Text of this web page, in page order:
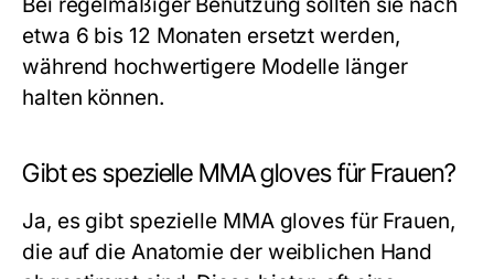
Bei regelmäßiger Benutzung sollten sie nach
etwa 6 bis 12 Monaten ersetzt werden,
während hochwertigere Modelle länger
halten können.
Gibt es spezielle MMA gloves für Frauen?
Ja, es gibt spezielle MMA gloves für Frauen,
die auf die Anatomie der weiblichen Hand